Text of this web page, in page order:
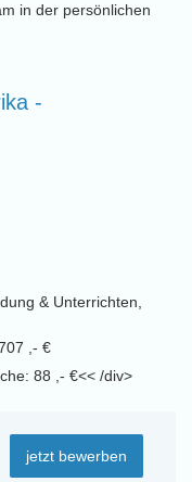
in der persönlichen
-
& Unterrichten,
,- €
88 ,- €<< /div>
jetzt bewerben